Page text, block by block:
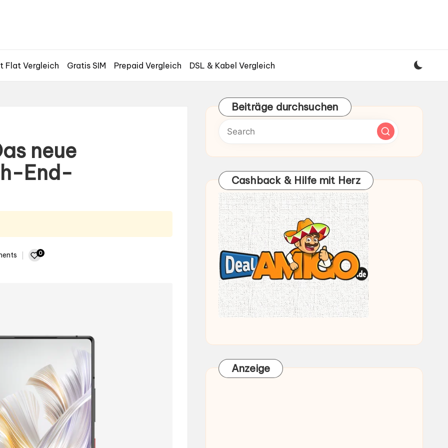
Flat Vergleich Gratis SIM Prepaid Vergleich DSL & Kabel Vergleich
neue
End-
0
Beiträge durchsuchen
Cashback & Hilfe mit Herz
Anzeige